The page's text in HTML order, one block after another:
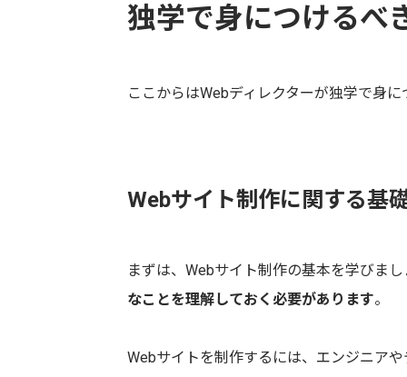
独学で身につけるべ
ここからはWebディレクターが独学で身
Webサイト制作に関する基
まずは、Webサイト制作の基本を学びまし
なことを理解しておく必要があります。
Webサイトを制作するには、エンジニア